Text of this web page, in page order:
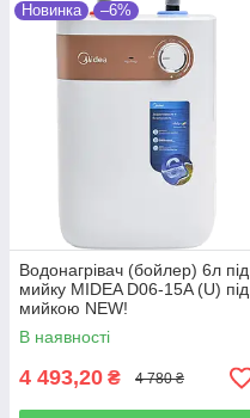
Новинка –6%
Водонагрівач (бойлер) 6л під
мийку MIDEA D06-15A (U) під
мийкою NEW!
В наявності
4 493,20 ₴ 4 780 ₴